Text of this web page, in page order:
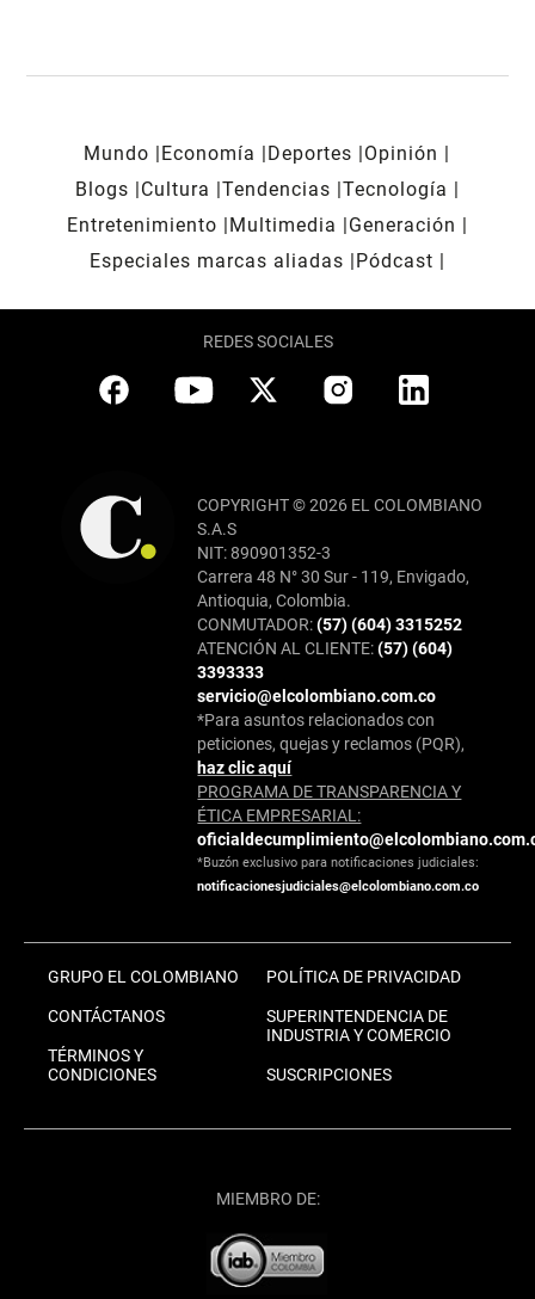
Mundo Economía Deportes
Opinión
Blogs
Cultura Tendencias Tecnología
Entretenimiento
Multimedia
Generación
Especiales marcas aliadas
Pódcast
REDES SOCIALES
COPYRIGHT © 2026 EL COLOMBIANO
S.A.S
NIT: 890901352-3
Carrera 48 N° 30 Sur - 119, Envigado,
Antioquia, Colombia.
CONMUTADOR:(57) (604) 3315252
ATENCIÓN AL CLIENTE:(57) (604)
3393333
servicio@elcolombiano.com.co
*Para asuntos relacionados con
peticiones, quejas y reclamos (PQR),
haz clic aquí
PROGRAMA DE TRANSPARENCIA Y
ÉTICA EMPRESARIAL:
*Buzón exclusivo para notificaciones judiciales:
notificacionesjudiciales@elcolombiano.com.co
GRUPO EL COLOMBIANO
CONTÁCTANOS
TÉRMINOS Y
CONDICIONES
POLÍTICA DE PRIVACIDAD
SUPERINTENDENCIA DE
INDUSTRIA Y COMERCIO
SUSCRIPCIONES
MIEMBRO DE: